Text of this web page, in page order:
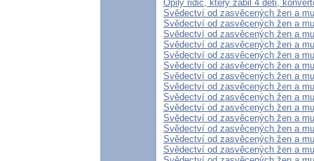
Opilý řidič, který zabil 4 děti,
Svědectví od zasvěcených žen a
Svědectví od zasvěcených žen a
Svědectví od zasvěcených žen a
Svědectví od zasvěcených žen a
Svědectví od zasvěcených žen a
Svědectví od zasvěcených žen a
Svědectví od zasvěcených žen a
Svědectví od zasvěcených žen a
Svědectví od zasvěcených žen a
Svědectví od zasvěcených žen a
Svědectví od zasvěcených žen a
Svědectví od zasvěcených žen a
Svědectví od zasvěcených žen a
Svědectví od zasvěcených žen a